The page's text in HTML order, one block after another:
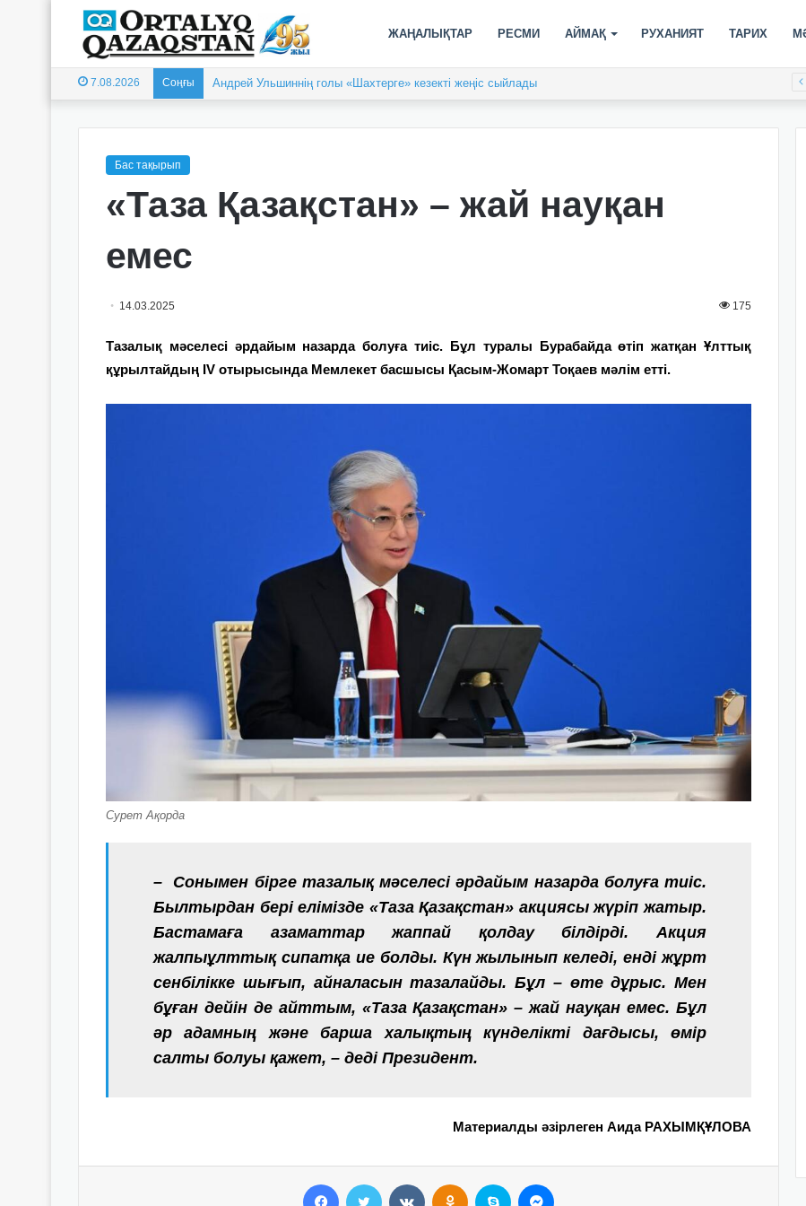
ЖАҢАЛЫҚТАР РЕСМИ АЙМАҚ РУХАНИЯТ ТАРИХ
7.08.2026 Соңғы Андрей Ульшиннің голы «Шахтерге» кезекті жеңіс сыйлады
Бас тақырып
«Таза Қазақстан» – жай науқан
емес
14.03.2025 175
Тазалық мәселесі әрдайым назарда болуға тиіс. Бұл туралы Бурабайда өтіп жатқан Ұлттық
құрылтайдың IV отырысында Мемлекет басшысы Қасым-Жомарт Тоқаев мәлім етті.
Сурет Ақорда
– Сонымен бірге тазалық мәселесі әрдайым назарда болуға тиіс.
Былтырдан бері елімізде «Таза Қазақстан» акциясы жүріп жатыр.
Бастамаға азаматтар жаппай қолдау білдірді. Акция
жалпыұлттық сипатқа ие болды. Күн жылынып келеді, енді жұрт
сенбілікке шығып, айналасын тазалайды. Бұл – өте дұрыс. Мен
бұған дейін де айттым, «Таза Қазақстан» – жай науқан емес. Бұл
әр адамның және барша халықтың күнделікті дағдысы, өмір
салты болуы қажет, – деді Президент.
Материалды әзірлеген Аида РАХЫМҚҰЛОВА